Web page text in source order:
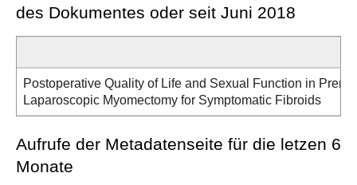
des Dokumentes oder seit Juni 2018
Postoperative Quality of Life and Sexual Function in
Laparoscopic Myomectomy for Symptomatic Fibroids
Aufrufe der Metadatenseite für die letzen 6
Monate